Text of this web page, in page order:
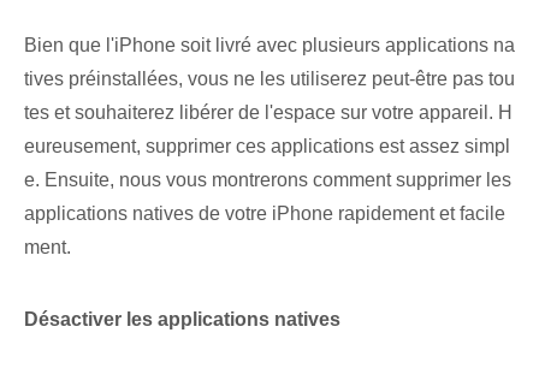
Bien que l'iPhone soit livré avec plusieurs applications na
tives préinstallées, vous ne les utiliserez peut-être pas tou
tes et souhaiterez libérer de l'espace sur votre appareil. H
eureusement, supprimer ces applications est assez simpl
e. Ensuite,⁤ nous vous montrerons comment supprimer⁤ les
applications natives de ⁢votre iPhone rapidement et facile
ment.
Désactiver les applications natives